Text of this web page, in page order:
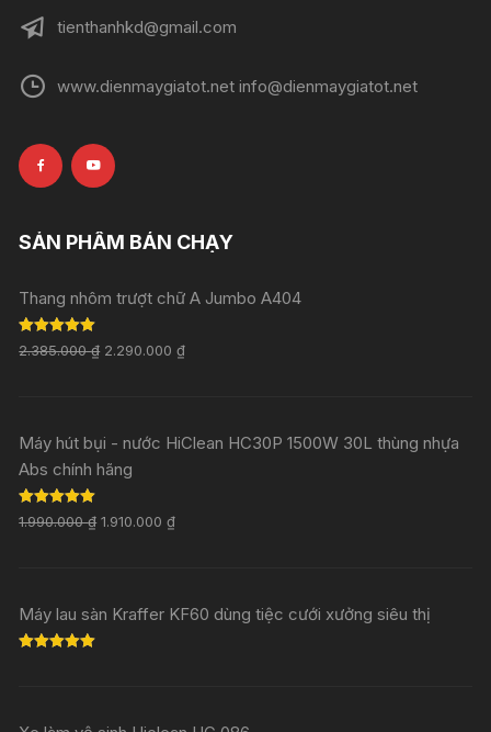
tienthanhkd@gmail.com
www.dienmaygiatot.net info@dienmaygiatot.net
SẢN PHẨM BÁN CHẠY
Thang nhôm trượt chữ A Jumbo A404
Rated 5.00
out of 5
2.385.000₫ 2.290.000₫
Máy hút bụi - nước HiClean HC30P 1500W 30L thùng nhựa
Abs chính hãng
Rated 5.00
out of 5
1.990.000₫ 1.910.000₫
Máy lau sàn Kraffer KF60 dùng tiệc cưới xưởng siêu thị